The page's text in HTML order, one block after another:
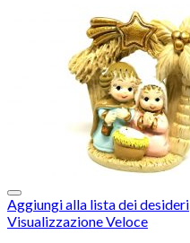
Aggiungi alla lista dei desideri
Visualizzazione Veloce